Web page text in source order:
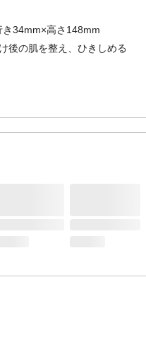
34mm×高さ148mm
後の肌を整え、ひきしめる